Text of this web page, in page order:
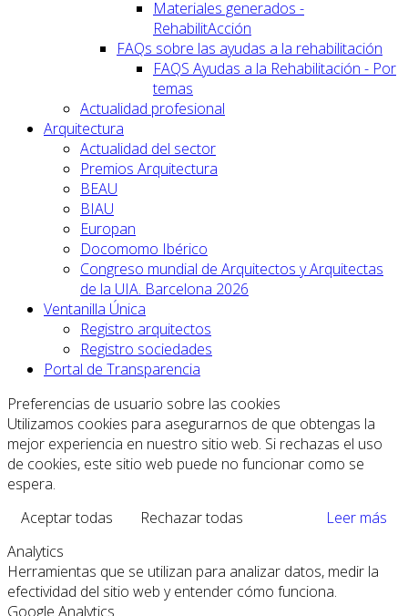
Materiales generados -
RehabilitAcción
FAQs sobre las ayudas a la rehabilitación
FAQS Ayudas a la Rehabilitación - Por
temas
Actualidad profesional
Arquitectura
Actualidad del sector
Premios Arquitectura
BEAU
BIAU
Europan
Docomomo Ibérico
Congreso mundial de Arquitectos y Arquitectas
de la UIA. Barcelona 2026
Ventanilla Única
Registro arquitectos
Registro sociedades
Portal de Transparencia
Preferencias de usuario sobre las cookies
Utilizamos cookies para asegurarnos de que obtengas la
mejor experiencia en nuestro sitio web. Si rechazas el uso
de cookies, este sitio web puede no funcionar como se
espera.
Aceptar todas
Rechazar todas
Leer más
Analytics
Herramientas que se utilizan para analizar datos, medir la
efectividad del sitio web y entender cómo funciona.
Google Analytics